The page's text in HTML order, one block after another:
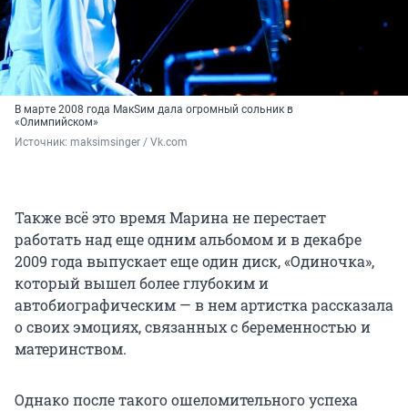
В марте 2008 года МакSим дала огромный сольник в
«Олимпийском»
Источник: maksimsinger / Vk.com
Также всё это время Марина не перестает
работать над еще одним альбомом и в декабре
2009 года выпускает еще один диск, «Одиночка»,
который вышел более глубоким и
автобиографическим — в нем артистка рассказала
о своих эмоциях, связанных с беременностью и
материнством.
Однако после такого ошеломительного успеха